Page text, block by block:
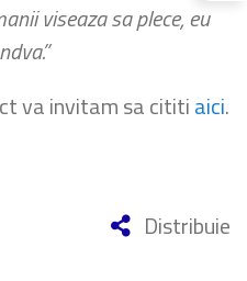
viseaza sa plece, eu
va invitam sa cititiaici.
Distribuie